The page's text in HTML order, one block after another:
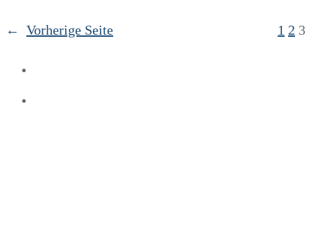
← Vorherige Seite 1 2 3